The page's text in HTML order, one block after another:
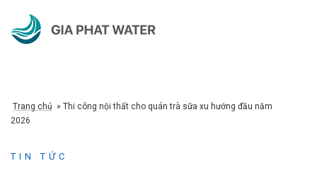
Trang chủ » Thi công nội thất cho quán trà sữa xu hướng đầu năm
2026
TIN TỨC